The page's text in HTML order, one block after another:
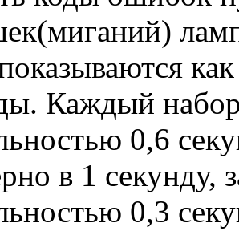
Каждый
0,6
в 1 секунду,
0,3